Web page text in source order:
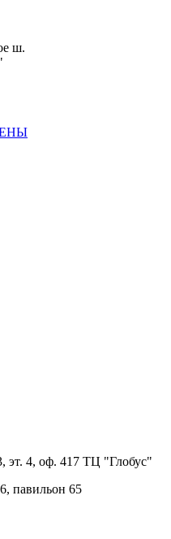
ш.
эт. 4, оф. 417 ТЦ "Глобус"
павильон 65